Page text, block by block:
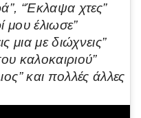
“Έκλαψα χτες”
μου έλιωσε”
μια με διώχνεις”
καλοκαιριού”
και πολλές άλλες